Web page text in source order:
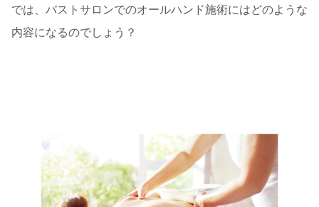
では、バストサロンでのオールハンド施術にはどのような
内容になるのでしょう？